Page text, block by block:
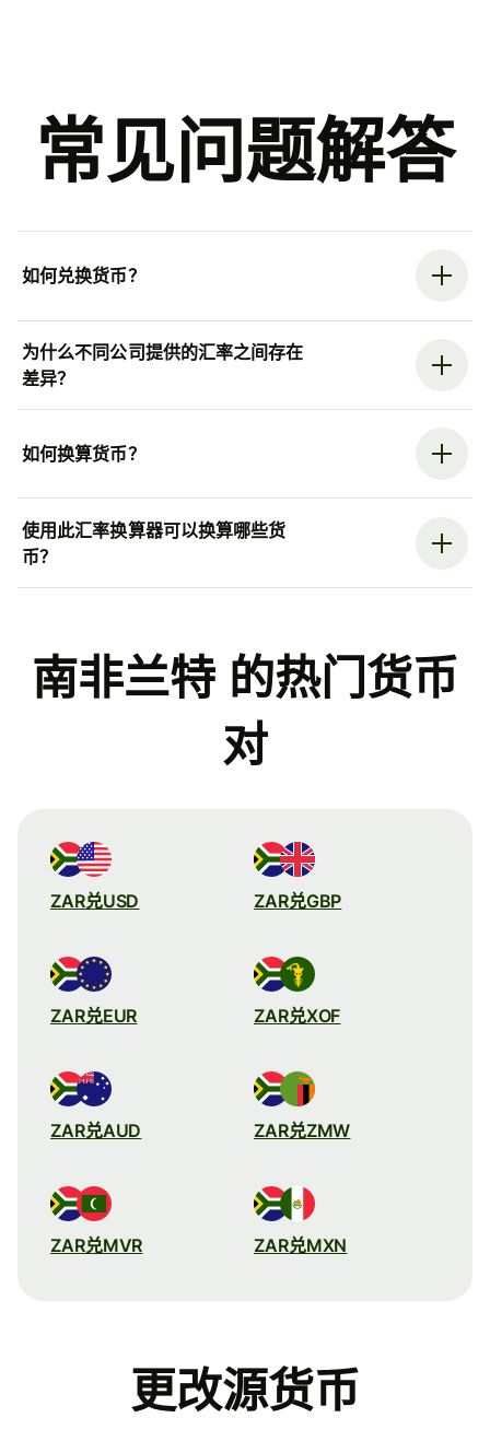
常见问题解答
如何兑换货币？
为什么不同公司提供的汇率之间存在
差异？
如何换算货币？
使用此汇率换算器可以换算哪些货
币？
南非兰特 的热门货币
对
ZAR兑USD ZAR兑GBP
ZAR兑EUR ZAR兑XOF
ZAR兑AUD ZAR兑ZMW
ZAR兑MVR ZAR兑MXN
更改源货币